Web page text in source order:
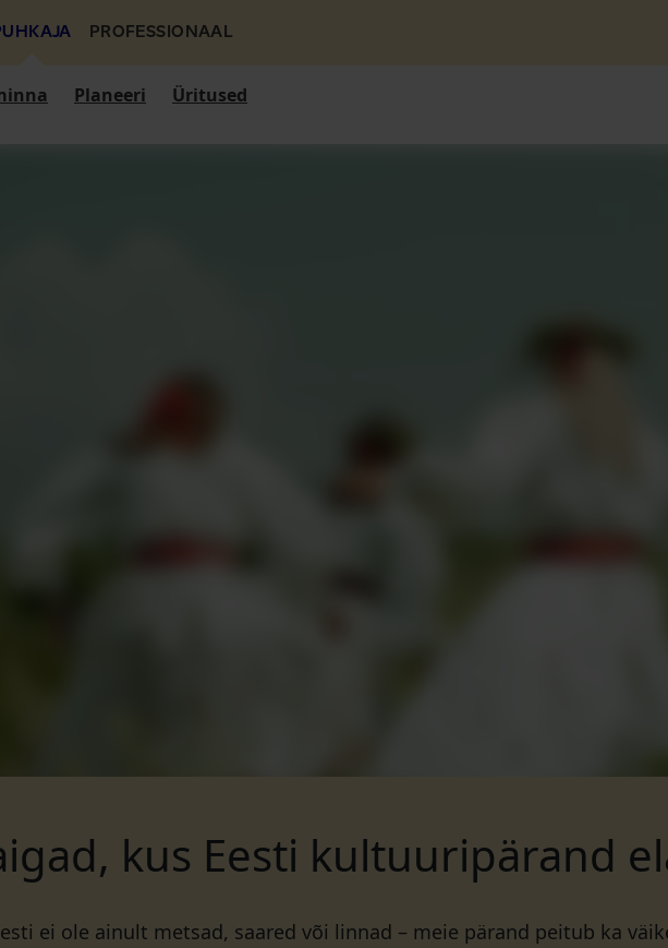
PROFESSIONAAL
Planeeri Üritused
kus Eesti kultuuripärand
ei ole ainult metsad, saared või linnad – meie pärand peitub ka